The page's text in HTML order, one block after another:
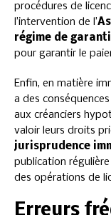
procédures de
l’intervention de l’
régime de
pour garantir le
Enfin, en matière
a des
aux créanciers
valoir leurs droits
jurisprudence
publication
des opérations de
Erreurs